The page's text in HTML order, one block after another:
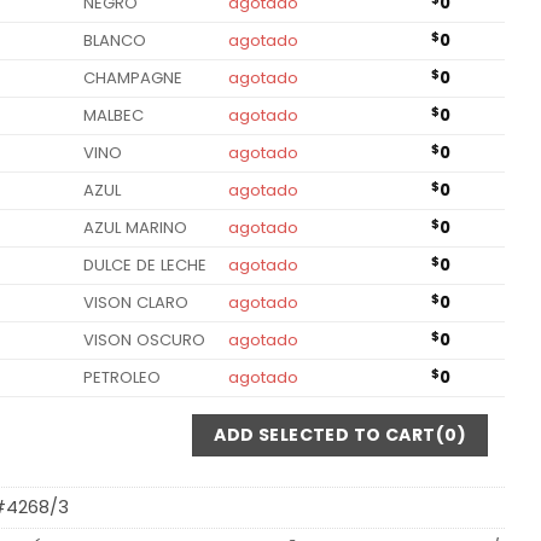
BLANCO
agotado $0
CHAMPAGNE
agotado $0
MALBEC
agotado $0
VINO
agotado $0
AZUL
agotado $0
AZUL MARINO
agotado $0
DULCE DE LECHE
agotado $0
VISON CLARO
agotado $0
VISON OSCURO
agotado $0
PETROLEO
agotado $0
ADD SELECTED TO CART(0)
3